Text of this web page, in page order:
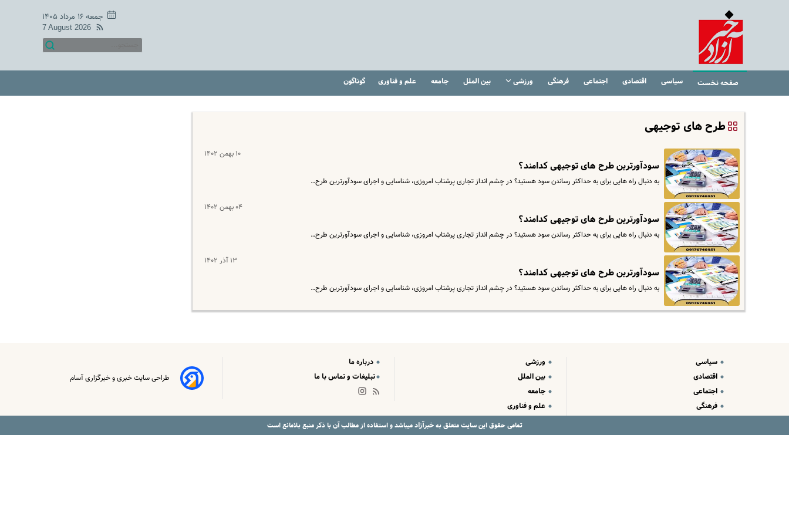
جمعه ۱۶ مرداد ۱۴۰۵
7 August 2026
صفحه نخست سیاسی اقتصادی اجتماعی فرهنگی ورزشی بین الملل جامعه علم و فناوری گوناگون
طرح های توجیهی
۱۰ بهمن ۱۴۰۲
سودآورترین طرح های توجیهی کدامند؟
به دنبال راه هایی برای به حداکثر رساندن سود هستید؟ در چشم انداز تجاری پرشتاب امروزی، شناسایی و اجرای سودآورترین طرح…
۰۴ بهمن ۱۴۰۲
سودآورترین طرح های توجیهی کدامند؟
به دنبال راه هایی برای به حداکثر رساندن سود هستید؟ در چشم انداز تجاری پرشتاب امروزی، شناسایی و اجرای سودآورترین طرح…
۱۳ آذر ۱۴۰۲
سودآورترین طرح های توجیهی کدامند؟
به دنبال راه هایی برای به حداکثر رساندن سود هستید؟ در چشم انداز تجاری پرشتاب امروزی، شناسایی و اجرای سودآورترین طرح…
سیاسی
اقتصادی
اجتماعی
فرهنگی
ورزشی
بین الملل
جامعه
علم و فناوری
درباره ما
تبلیغات و تماس با ما
طراحی سایت خبری و خبرگزاری آسام
تمامی حقوق این سایت متعلق بهخبرآزادمیباشد و استفاده از مطالب آن با ذکر منبع بلامانع است